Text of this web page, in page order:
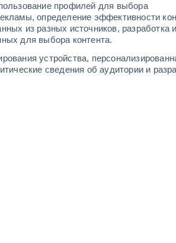
профилей для выбора
определение эффективности
из разных источников, разработка и
для выбора контента.
устройства,
сведения об аудитории и